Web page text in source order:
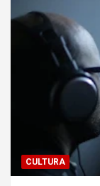
CULTURA